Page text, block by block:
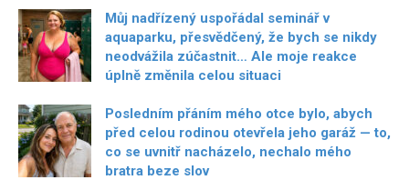
Můj nadřízený uspořádal seminář v
aquaparku, přesvědčený, že bych se nikdy
neodvážila zúčastnit… Ale moje reakce
úplně změnila celou situaci
Posledním přáním mého otce bylo, abych
před celou rodinou otevřela jeho garáž — to,
co se uvnitř nacházelo, nechalo mého
bratra beze slov